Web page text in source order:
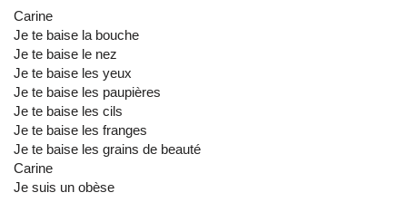
Carine
Je te baise la bouche
Je te baise le nez
Je te baise les yeux
Je te baise les paupières
Je te baise les cils
Je te baise les franges
Je te baise les grains de beauté
Carine
Je suis un obèse